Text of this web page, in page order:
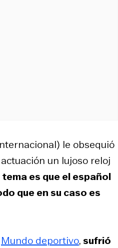
le obsequió
un lujoso reloj
tema es que el español
que en su caso es
Mundo deportivo,sufrió